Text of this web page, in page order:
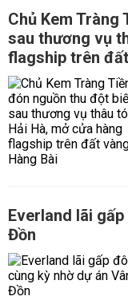
Chủ Kem Tràng
sau thương vụ
flagship trên
Everland lãi
Đồn